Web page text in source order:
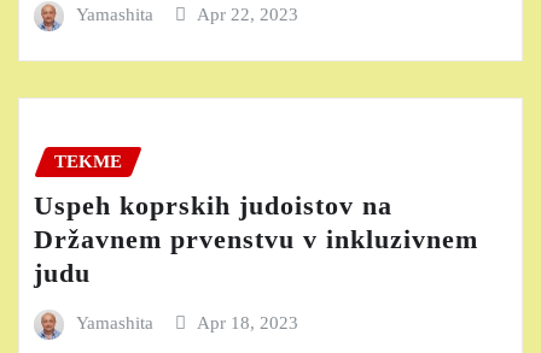
Yamashita Apr 22, 2023
TEKME
Uspeh koprskih judoistov na
Državnem prvenstvu v inkluzivnem
judu
Yamashita Apr 18, 2023